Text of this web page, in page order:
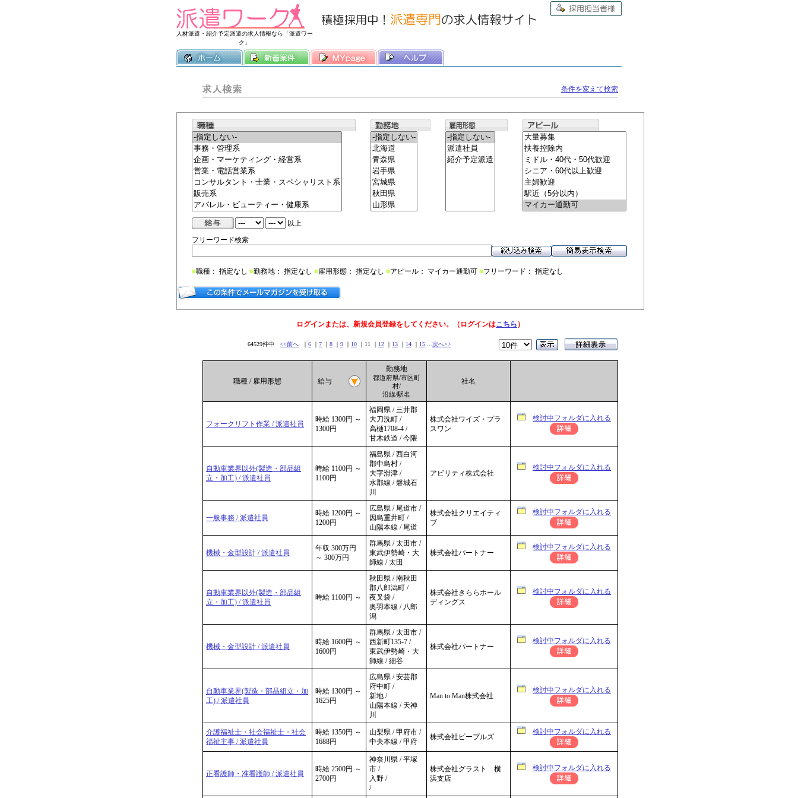
人材派遣・紹介予定派遣の求人情報なら「派遣ワー
ク」
常時3500件以上の求人情報を掲載中
条件を変えて検索
以上
フリーワード検索
■職種： 指定なし ■勤務地： 指定なし ■雇用形態： 指定なし ■アピール： マイカー通勤可 ■フリーワード： 指定なし
ログインまたは、新規会員登録をしてください。（ログインはこちら ）
64529件中 <<前へ ｜ 6 ｜ 7 ｜ 8 ｜ 9 ｜ 10 ｜11 ｜ 12 ｜ 13 ｜ 14 ｜ 15 次へ>>
職種 / 雇用形態 給与
勤務地
都道府県/市区町
村/
沿線/駅名
社名
フォークリフト作業 / 派遣社員
時給 1300円 ～
1300円
福岡県 / 三井郡
大刀洗町 /
高樋1708-4 /
甘木鉄道 / 今隈
株式会社ワイズ・プラ
スワン
検討中フォルダに入れる
自動車業界以外(製造・部品組
立・加工) / 派遣社員
時給 1100円 ～
1100円
福島県 / 西白河
郡中島村 /
大字滑津 /
水郡線 / 磐城石
川
アビリティ株式会社
検討中フォルダに入れる
一般事務 / 派遣社員
時給 1200円 ～
1200円
広島県 / 尾道市 /
因島重井町 /
山陽本線 / 尾道
株式会社クリエイティ
ブ
検討中フォルダに入れる
機械・金型設計 / 派遣社員
年収 300万円
～ 300万円
群馬県 / 太田市 /
東武伊勢崎・大
師線 / 太田
株式会社パートナー
検討中フォルダに入れる
自動車業界以外(製造・部品組
立・加工) / 派遣社員
時給 1100円 ～
秋田県 / 南秋田
郡八郎潟町 /
夜叉袋 /
奥羽本線 / 八郎
潟
株式会社きららホール
ディングス
検討中フォルダに入れる
機械・金型設計 / 派遣社員
時給 1600円 ～
1600円
群馬県 / 太田市 /
西新町135-7 /
東武伊勢崎・大
師線 / 細谷
株式会社パートナー
検討中フォルダに入れる
自動車業界(製造・部品組立・加
工) / 派遣社員
時給 1300円 ～
1625円
広島県 / 安芸郡
府中町 /
新地 /
山陽本線 / 天神
川
Man to Man株式会社
検討中フォルダに入れる
介護福祉士・社会福祉士・社会
福祉主事 / 派遣社員
時給 1350円 ～
1688円
山梨県 / 甲府市 /
中央本線 / 甲府
株式会社ピープルズ
検討中フォルダに入れる
正看護師・准看護師 / 派遣社員
時給 2500円 ～
2700円
神奈川県 / 平塚
市 /
入野 /
/
株式会社グラスト 横
浜支店
検討中フォルダに入れる